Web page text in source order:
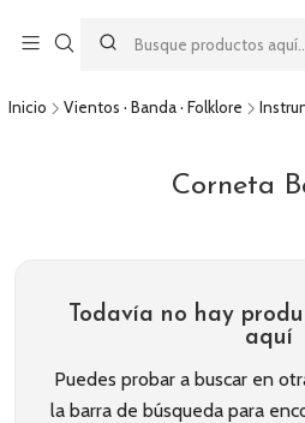
descuento por
por una compra mínima de $49.990.
acumulable a otras promociones ni
Inicio Vientos · Banda · Folklore
Corneta
Todavía no hay
aquí
Puedes probar a buscar en
la barra de búsqueda para